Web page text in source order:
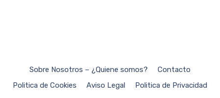
Sobre Nosotros – ¿Quiene somos?
Contacto
Politica de Cookies
Aviso Legal Politica de Privacidad